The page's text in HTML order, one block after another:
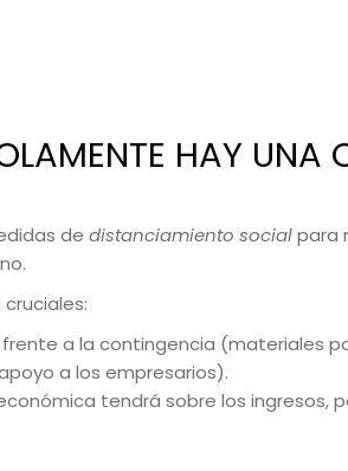
HAY UNA
de distanciamiento socialpara
a la contingencia (materiales
a los empresarios).
tendrá sobre los ingresos,